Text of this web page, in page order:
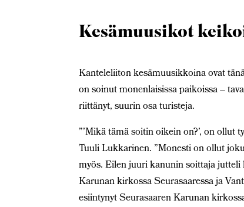
Kesämuusikot
Kanteleliiton kesämuusikkoina ovat
on soinut monenlaisissa paikoissa –
riittänyt, suurin osa turisteja.
”’Mikä tämä soitin oikein on?’, on
Tuuli Lukkarinen. ”Monesti on ollut
myös. Eilen juuri kanunin soittaja
Karunan kirkossa Seurasaaressa ja
esiintynyt Seurasaaren Karunan